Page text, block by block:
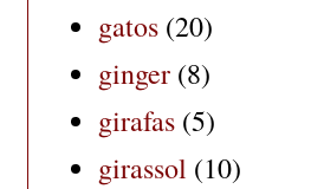
gatos (20)
ginger (8)
girafas (5)
girassol (10)